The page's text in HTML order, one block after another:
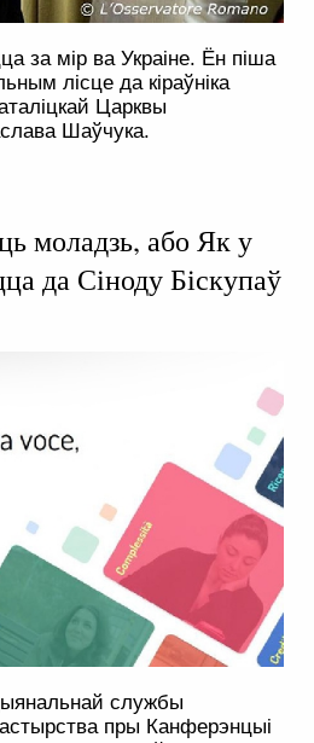
за мір ва Украіне. Ён піша
лісце да кіраўніка
Царквы
Шаўчука.
моладзь, або Як у
да Сіноду Біскупаў
службы
пры Канферэнцыі